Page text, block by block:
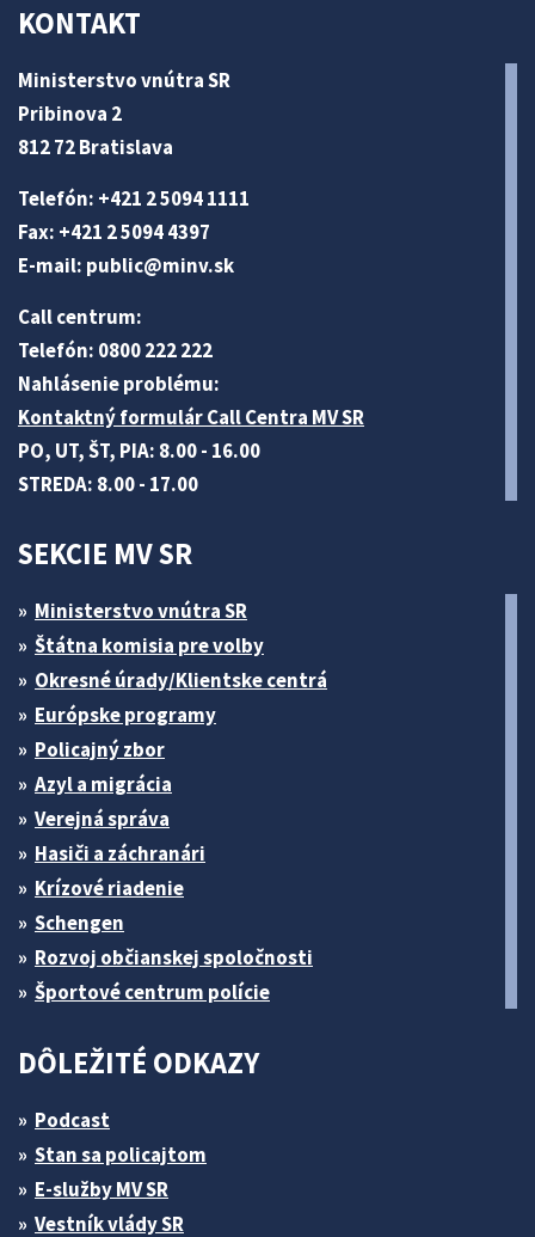
KONTAKT
Ministerstvo vnútra SR
Pribinova 2
812 72 Bratislava
Telefón: +421 2 5094 1111
Fax: +421 2 5094 4397
E-mail: public@minv.sk
Call centrum:
Telefón: 0800 222 222
Nahlásenie problému:
Kontaktný formulár Call Centra MV SR
PO, UT, ŠT, PIA: 8.00 - 16.00
STREDA: 8.00 - 17.00
SEKCIE MV SR
Ministerstvo vnútra SR
Štátna komisia pre volby
Okresné úrady/Klientske centrá
Európske programy
Policajný zbor
Azyl a migrácia
Verejná správa
Hasiči a záchranári
Krízové riadenie
Schengen
Rozvoj občianskej spoločnosti
Športové centrum polície
DÔLEŽITÉ ODKAZY
Podcast
Stan sa policajtom
E-služby MV SR
Vestník vlády SR